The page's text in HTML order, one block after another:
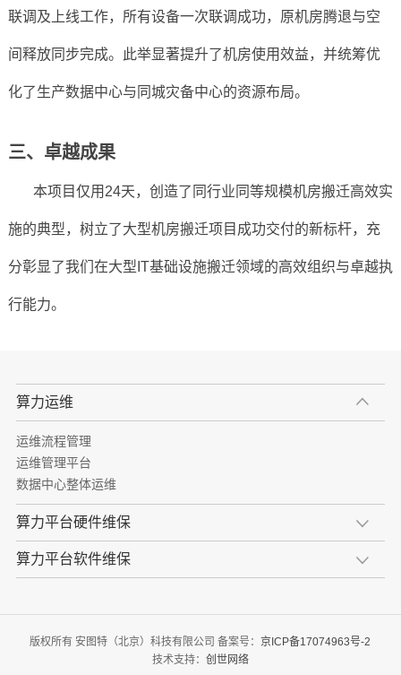
联调及上线工作，所有设备一次联调成功，原机房腾退与空
间释放同步完成。此举显著提升了机房使用效益，并统筹优
化了生产数据中心与同城灾备中心的资源布局。
三、卓越成果
本项目仅用24天，创造了同行业同等规模机房搬迁高效实
施的典型，树立了大型机房搬迁项目成功交付的新标杆，充
分彰显了我们在大型IT基础设施搬迁领域的高效组织与卓越执
行能力。
算力运维
运维流程管理
运维管理平台
数据中心整体运维
算力平台硬件维保
算力平台软件维保
版权所有 安图特（北京）科技有限公司 备案号：京ICP备17074963号-2
技术支持： 创世网络